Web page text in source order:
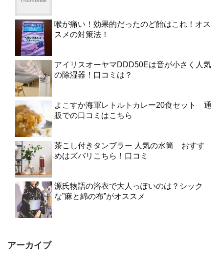
喉が痛い！効果的だったのど飴はこれ！オス
スメの対策法！
アイリスオーヤマDDD50Eは音が小さく人気
の除湿器！口コミは？
よこすか海軍レトルトカレー20食セット 通
販での口コミはこちら
茶こし付きタンブラー 人気の水筒 おすす
めはズバリこちら！口コミ
源氏物語の浴衣で大人っぽいのは？シック
な”麻と綿の布”がオススメ
アーカイブ